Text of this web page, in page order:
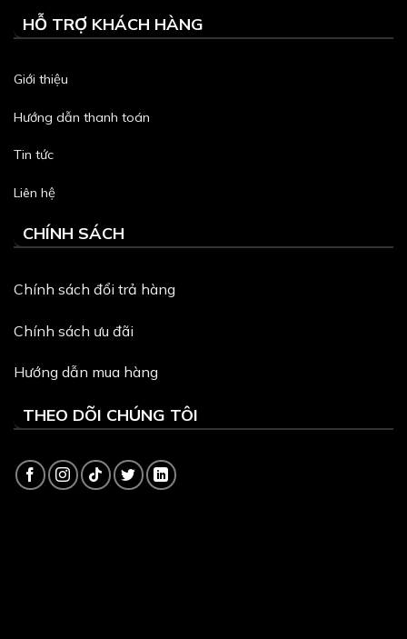
HỖ TRỢ KHÁCH HÀNG
Giới thiệu
Hướng dẫn thanh toán
Tin tức
Liên hệ
CHÍNH SÁCH
Chính sách đổi trả hàng
Chính sách ưu đãi
Hướng dẫn mua hàng
THEO DÕI CHÚNG TÔI